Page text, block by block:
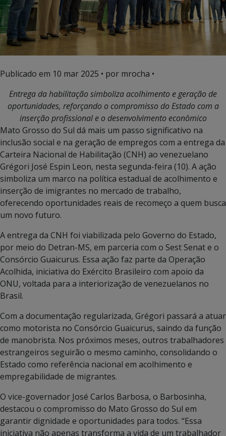
Publicado em 10 mar 2025 • por mrocha •
Entrega da habilitação simboliza acolhimento e geração de
oportunidades, reforçando o compromisso do Estado com a
inserção profissional e o desenvolvimento econômico
Mato Grosso do Sul dá mais um passo significativo na
inclusão social e na geração de empregos com a entrega da
Carteira Nacional de Habilitação (CNH) ao venezuelano
Grégori José Espin Leon, nesta segunda-feira (10). A ação
simboliza um marco na política estadual de acolhimento e
inserção de imigrantes no mercado de trabalho,
oferecendo oportunidades reais de recomeço a quem busca
um novo futuro.
A entrega da CNH foi viabilizada pelo Governo do Estado,
por meio do Detran-MS, em parceria com o Sest Senat e o
Consórcio Guaicurus. Essa ação faz parte da Operação
Acolhida, iniciativa do Exército Brasileiro com apoio da
ONU, voltada para a interiorização de venezuelanos no
Brasil.
Com a documentação regularizada, Grégori passará a atuar
como motorista no Consórcio Guaicurus, saindo da função
de manobrista. Nos próximos meses, outros trabalhadores
estrangeiros seguirão o mesmo caminho, consolidando o
Estado como referência nacional em acolhimento e
empregabilidade de migrantes.
O vice-governador José Carlos Barbosa, o Barbosinha,
destacou o compromisso do Mato Grosso do Sul em
garantir dignidade e oportunidades para todos. “Essa
iniciativa não apenas transforma a vida de um trabalhador